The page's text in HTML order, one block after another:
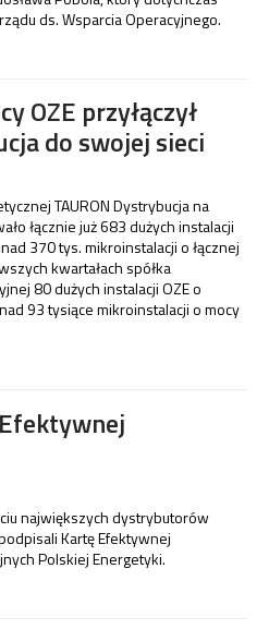
ds. Wsparcia Operacyjnego.
OZE przyłączył
do swojej sieci
TAURON Dystrybucja na
łącznie już 683 dużych instalacji
370 tys. mikroinstalacji o łącznej
kwartałach spółka
80 dużych instalacji OZE o
93 tysiące mikroinstalacji o mocy
największych dystrybutorów
Kartę Efektywnej
Polskiej Energetyki.